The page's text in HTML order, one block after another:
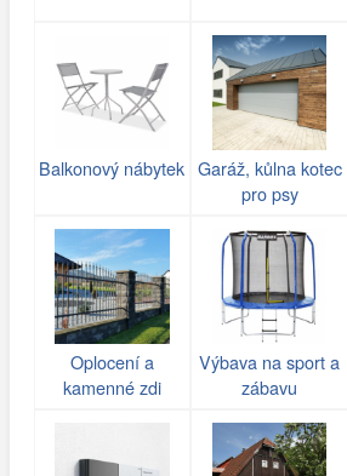
Balkonový nábytek Garáž, kůlna kotec
pro psy
Oplocení a
kamenné zdi
Výbava na sport a
zábavu